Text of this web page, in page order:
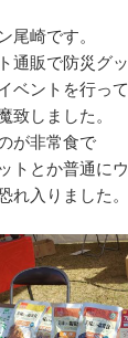
尾崎です。
通販で防災グ
ベントを行っ
致しました。
が非常食で
トとか普通に
れ入りました。